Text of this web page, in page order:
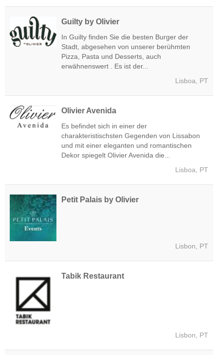
Guilty by Olivier
In Guilty finden Sie die besten Burger der
Stadt, abgesehen von unserer berühmten
Pizza, Pasta und Desserts, auch
erwähnenswert . Es ist der...
Lisboa, PT
Olivier Avenida
Es befindet sich in einer der
charakteristischsten Gegenden von Lissabon
und mit einer eleganten und romantischen
Dekor spiegelt Olivier Avenida die...
Lisboa, PT
Petit Palais by Olivier
Lisbon, PT
Tabik Restaurant
Lisbon, PT